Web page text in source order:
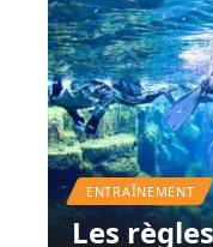
ENTRAÎNEMENT
Les